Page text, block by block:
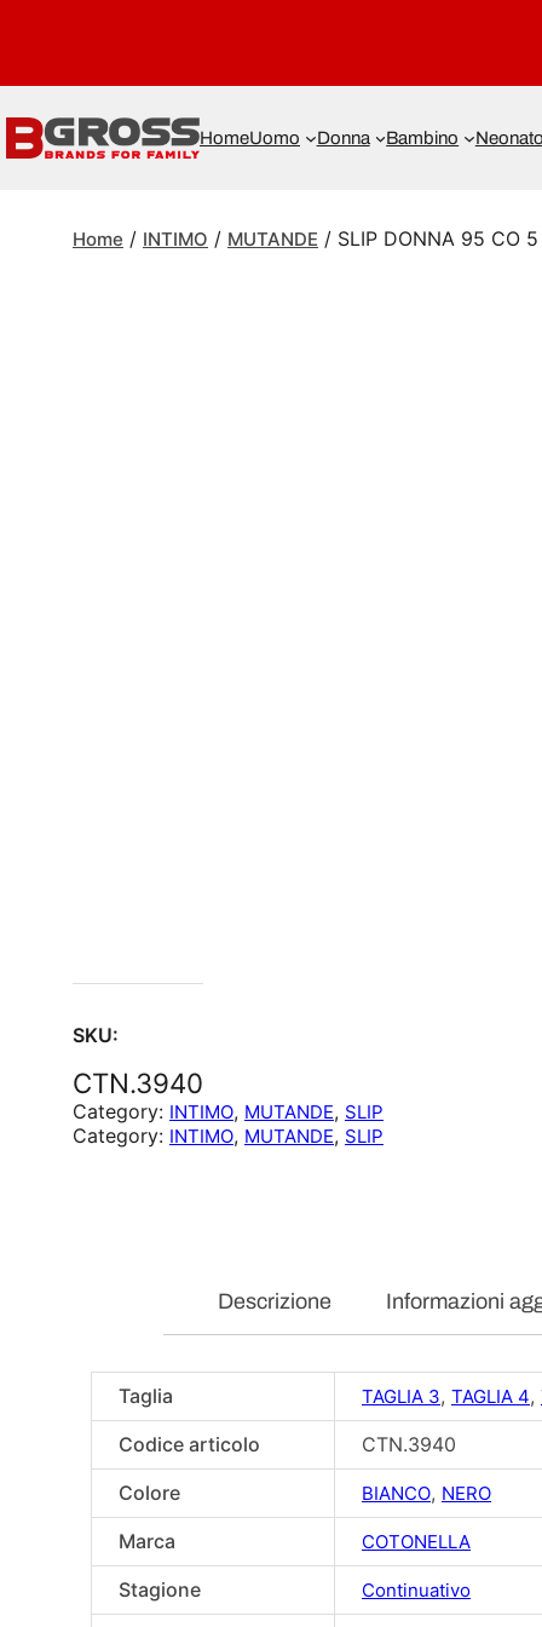
HomeUomo Donna Bambino Neonato
Home / INTIMO / MUTANDE / SLIP DONNA 95 CO
SKU:
CTN.3940
Category: INTIMO, MUTANDE, SLIP
Category: INTIMO, MUTANDE, SLIP
Descrizione Informazioni
Taglia TAGLIA 3, TAGLIA 4,
Codice articolo
CTN.3940
Colore
BIANCO, NERO
Marca COTONELLA
Stagione Continuativo